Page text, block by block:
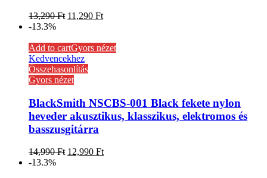
13,290Ft 11,290 Ft
-13.3%
Add to cartGyors nézet
Kedvencekhez
Összehasonlítás
Gyors nézet
BlackSmith NSCBS-001 Black fekete nylon
heveder akusztikus, klasszikus, elektromos és
basszusgitárra
14,990Ft 12,990 Ft
-13.3%